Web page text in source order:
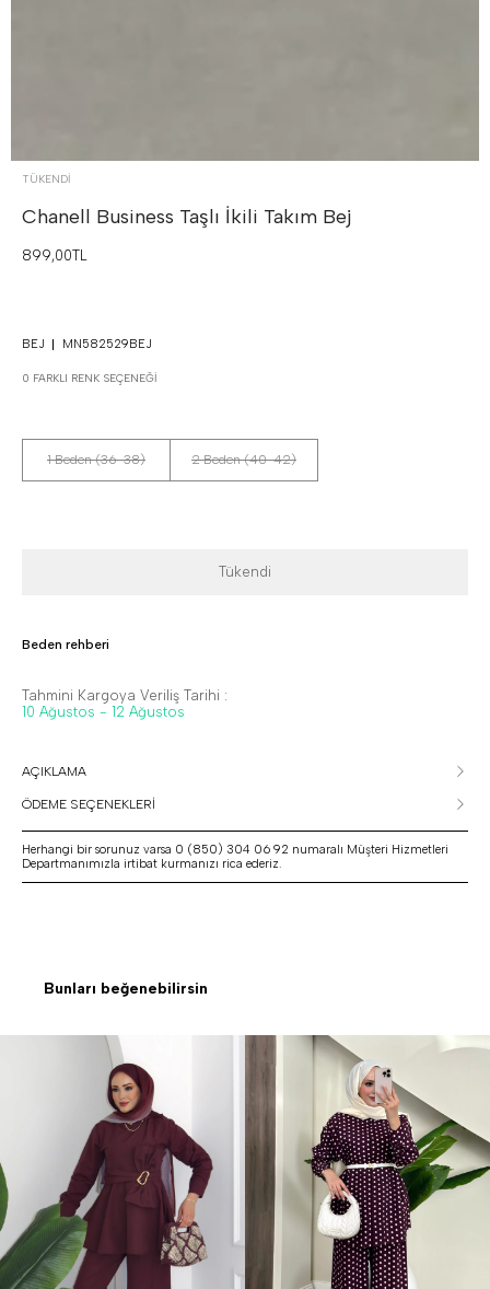
TÜKENDI
Chanell Business Taşlı İkili Takım Bej
899,00TL
BEJ MN582529BEJ
0 FARKLI RENK SEÇENEĞI
1 Beden (36-38) 2 Beden (40-42)
Tükendi
Beden rehberi
Tahmini Kargoya Veriliş Tarihi :
10 Ağustos - 12 Ağustos
AÇIKLAMA
ÖDEME SEÇENEKLERİ
Herhangi bir sorunuz varsa 0 (850) 304 06 92 numaralı Müşteri Hizmetleri
Departmanımızla irtibat kurmanızı rica ederiz.
Bunları beğenebilirsin